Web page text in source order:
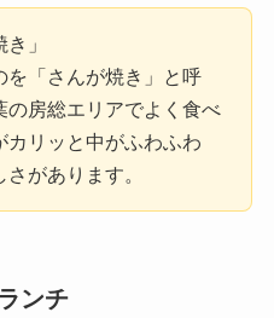
」
を「さんが焼き」と呼
の房総エリアでよく食べ
カリッと中がふわふわ
があります。
ンチ